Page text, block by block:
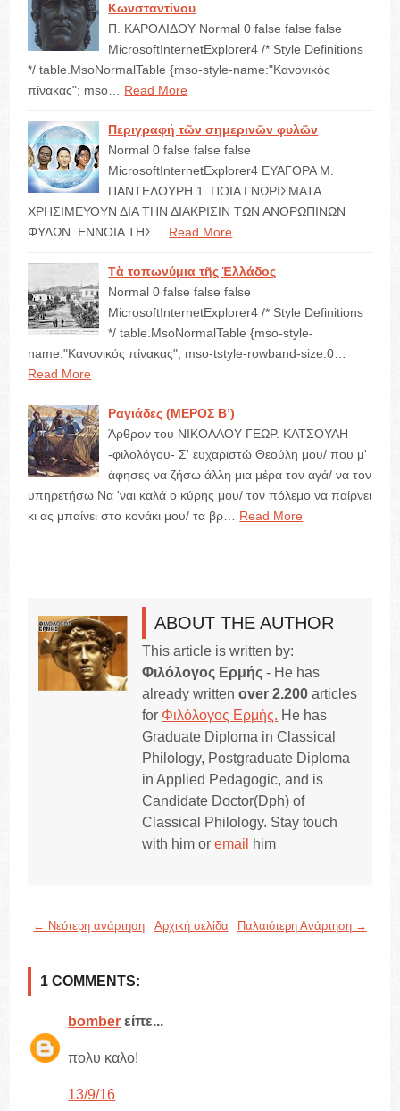
Κωνσταντίνου
Π. ΚΑΡΟΛΙΔΟΥ Normal 0 false false false
MicrosoftInternetExplorer4 /* Style Definitions
*/ table.MsoNormalTable {mso-style-name:"Κανονικός
πίνακας"; mso…
Read More
Περιγραφή τῶν σημερινῶν φυλῶν
Normal 0 false false false
MicrosoftInternetExplorer4 ΕΥΑΓΟΡΑ Μ.
ΠΑΝΤΕΛΟΥΡΗ 1. ΠΟΙΑ ΓΝΩΡΙΣΜΑΤΑ
ΧΡΗΣΙΜΕΥΟΥΝ ΔΙΑ ΤΗΝ ΔΙΑΚΡΙΣΙΝ ΤΩΝ ΑΝΘΡΩΠΙΝΩΝ
ΦΥΛΩΝ. ΕΝΝΟΙΑ ΤΗΣ…
Read More
Τὰ τοπωνύμια τῆς Ἑλλάδος
Normal 0 false false false
MicrosoftInternetExplorer4 /* Style Definitions
*/ table.MsoNormalTable {mso-style-
name:"Κανονικός πίνακας"; mso-tstyle-rowband-size:0…
Read More
Ραγιάδες (ΜΕΡΟΣ Β’)
Άρθρον του ΝΙΚΟΛΑΟΥ ΓΕΩΡ. ΚΑΤΣΟΥΛΗ
-φιλολόγου- Σ' ευχαριστώ Θεούλη μου/ που μ'
άφησες να ζήσω άλλη μια μέρα τον αγά/ να τον
υπηρετήσω Να 'ναι καλά ο κύρης μου/ τον πόλεμο να παίρνει
κι ας μπαίνει στο κονάκι μου/ τα βρ…
Read More
ABOUT THE AUTHOR
This article is written by:
Φιλόλογος Ερμής - He has
already writtenover 2.200 articles
for Φιλόλογος Ερμής. He has
Graduate Diploma in Classical
Philology, Postgraduate Diploma
in Applied Pedagogic, and is
Candidate Doctor(Dph) of
Classical Philology. Stay touch
with him oremail him
← Νεότερη ανάρτηση Παλαιότερη Ανάρτηση →
Αρχική σελίδα
1 COMMENTS:
bomber είπε...
πολυ καλο!
13/9/16